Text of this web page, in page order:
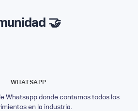
🤝
WHATSAPP
Whatsapp donde contamos todos los
en la industria.